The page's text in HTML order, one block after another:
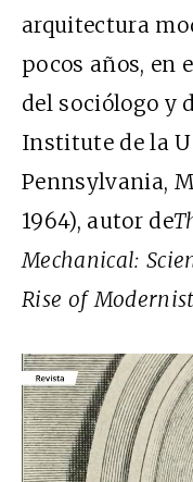
arquitectura
pocos años, en
del sociólogo y
Institute de la
Pennsylvania,
1964), autor de
Mechanical:
Rise of